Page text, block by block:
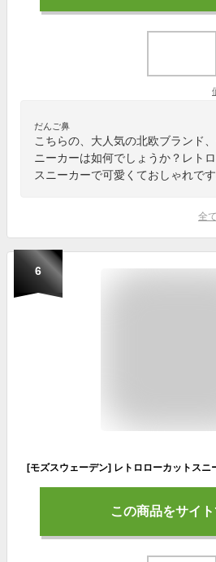
だんご鼻
こちらの、大人気の北欧ブランド
ニーカーは如何でしょうか？レト
スニーカーで可愛くておしゃれです
全
6
この商品をサイ